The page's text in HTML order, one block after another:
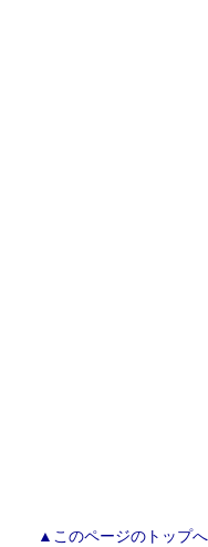
▲このページのトップへ